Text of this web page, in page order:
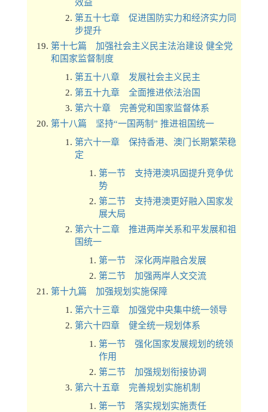
效益
第五十七章 促进国防实力和经济实力同
步提升
第十七篇 加强社会主义民主法治建设 健全党
和国家监督制度
第五十八章 发展社会主义民主
第五十九章 全面推进依法治国
第六十章 完善党和国家监督体系
第十八篇 坚持“一国两制” 推进祖国统一
第六十一章 保持香港、澳门长期繁荣稳
定
第一节 支持港澳巩固提升竞争优
势
第二节 支持港澳更好融入国家发
展大局
第六十二章 推进两岸关系和平发展和祖
国统一
第一节 深化两岸融合发展
第二节 加强两岸人文交流
第十九篇 加强规划实施保障
第六十三章 加强党中央集中统一领导
第六十四章 健全统一规划体系
第一节 强化国家发展规划的统领
作用
第二节 加强规划衔接协调
第六十五章 完善规划实施机制
第一节 落实规划实施责任